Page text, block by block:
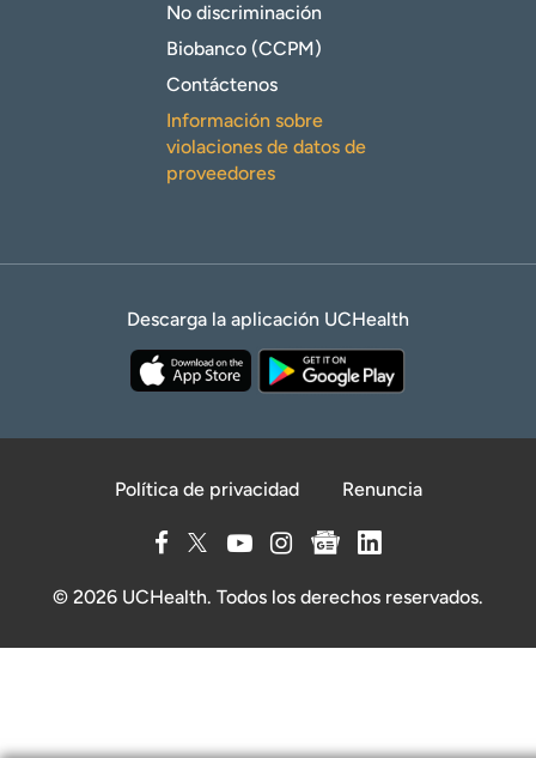
No discriminación
Biobanco (CCPM)
Contáctenos
Información sobre
violaciones de datos de
proveedores
Descarga la aplicación UCHealth
Política de privacidad Renuncia
© 2026 UCHealth. Todos los derechos reservados.